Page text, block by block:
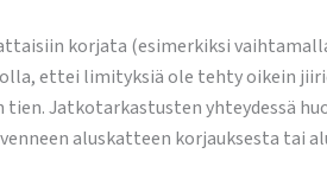
korjata (esimerkiksi
ettei limityksiä ole tehty oikein
Jatkotarkastusten yhteydessä
aluskatteen korjauksesta tai